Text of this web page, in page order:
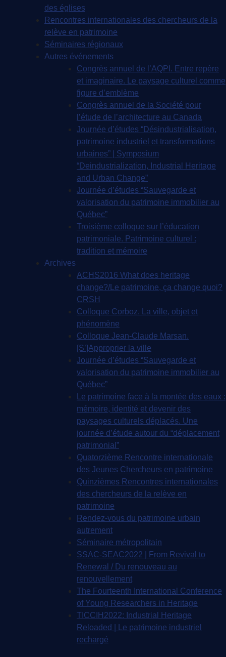
des églises
Rencontres internationales des chercheurs de la
relève en patrimoine
Séminaires régionaux
Autres événements
Congrès annuel de l’AQPI. Entre repère
et imaginaire. Le paysage culturel comme
figure d’emblème
Congrès annuel de la Société pour
l’étude de l’architecture au Canada
Journée d’études “Désindustrialisation,
patrimoine industriel et transformations
urbaines” | Symposium
“Deindustrialization, Industrial Heritage
and Urban Change”
Journée d’études “Sauvegarde et
valorisation du patrimoine immobilier au
Québec”
Troisième colloque sur l’éducation
patrimoniale. Patrimoine culturel :
tradition et mémoire
Archives
ACHS2016 What does heritage
change?/Le patrimoine, ça change quoi?
CRSH
Colloque Corboz. La ville, objet et
phénomène
Colloque Jean-Claude Marsan.
[S’]Approprier la ville
Journée d’études “Sauvegarde et
valorisation du patrimoine immobilier au
Québec”
Le patrimoine face à la montée des eaux :
mémoire, identité et devenir des
paysages culturels déplacés. Une
journée d’étude autour du “déplacement
patrimonial”
Quatorzième Rencontre internationale
des Jeunes Chercheurs en patrimoine
Quinzièmes Rencontres internationales
des chercheurs de la relève en
patrimoine
Rendez-vous du patrimoine urbain
autrement
Séminaire métropolitain
SSAC-SEAC2022 | From Revival to
Renewal / Du renouveau au
renouvellement
The Fourteenth International Conference
of Young Researchers in Heritage
TICCIH2022: Industrial Heritage
Reloaded | Le patrimoine industriel
rechargé